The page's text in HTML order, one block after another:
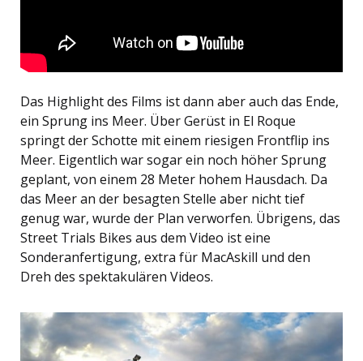
Das Highlight des Films ist dann aber auch das Ende,
ein Sprung ins Meer. Über Gerüst in El Roque
springt der Schotte mit einem riesigen Frontflip ins
Meer. Eigentlich war sogar ein noch höher Sprung
geplant, von einem 28 Meter hohem Hausdach. Da
das Meer an der besagten Stelle aber nicht tief
genug war, wurde der Plan verworfen. Übrigens, das
Street Trials Bikes aus dem Video ist eine
Sonderanfertigung, extra für MacAskill und den
Dreh des spektakulären Videos.